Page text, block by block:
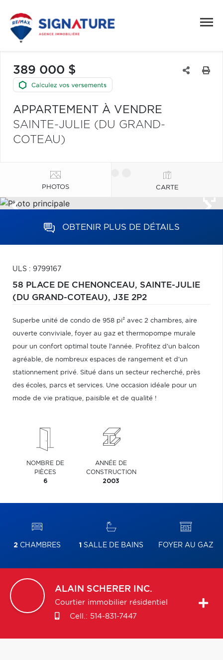
389 000 $
APPARTEMENT À VENDRE
SAINTE-JULIE (DU GRAND-
COTEAU)
PHOTOS CARTE
OBTENIR PLUS DE DÉTAILS
ULS : 9799167
58 PLACE DE CHENONCEAU, SAINTE-JULIE
(DU GRAND-COTEAU), J3E 2P2
Superbe unité de condo de 958 pi² avec 2 chambres, aire
ouverte conviviale, foyer au gaz et thermopompe murale
pour un confort optimal toute l'année. Profitez d'un balcon
agréable, de nombreux espaces de rangement et d'un
stationnement privé. Situé dans un secteur recherché, près
des écoles, parcs et services. Une occasion idéale pour un
mode de vie pratique, paisible et de qualité !
NOMBRE DE
PIÈCES
6
ANNÉE DE
CONSTRUCTION
2003
2 CHAMBRES 1 SALLE DE BAINS FOYER AU GAZ
ALAIN SCHERER INC.
Courtier immobilier résidentiel
Cell.: 514-831-7447